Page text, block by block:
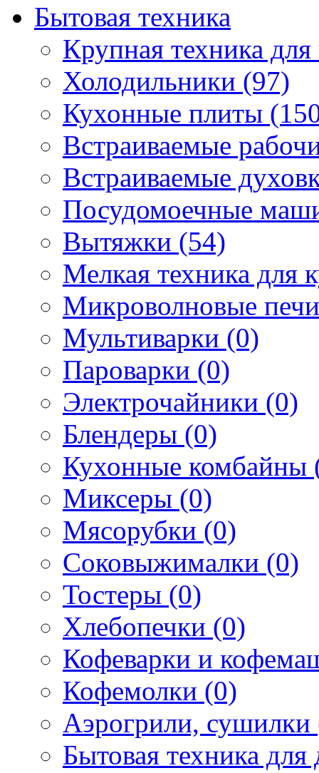
Бытовая техника
Крупная техника
Холодильники (97)
Кухонные плиты
Встраиваемые
Встраиваемые
Посудомоечные
Вытяжки (54)
Мелкая техника для
Микроволновые
Мультиварки (0)
Пароварки (0)
Электрочайники (0)
Блендеры (0)
Кухонные комбайны
Миксеры (0)
Мясорубки (0)
Соковыжималки (0)
Тостеры (0)
Хлебопечки (0)
Кофеварки и
Кофемолки (0)
Аэрогрили, сушилки
Бытовая техника